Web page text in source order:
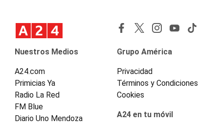
Nuestros Medios
A24.com
Primicias Ya
Radio La Red
FM Blue
Diario Uno Mendoza
Grupo América
Privacidad
Términos y Condiciones
Cookies
A24 en tu móvil